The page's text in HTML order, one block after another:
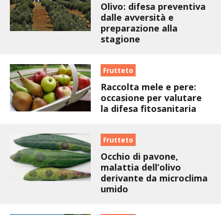
FRUTTETO
VIGNETO
BIODIVERSITÀ
CUCINA
PRODOTTI
FARFALLE DELLA CAMPAGNA
PICCOLO POLLAIO
Olivo: difesa preventiva
dalle avversità e
preparazione alla
stagione
Frutteto
Raccolta mele e pere:
occasione per valutare
la difesa fitosanitaria
Frutteto
Occhio di pavone,
malattia dell’olivo
derivante da microclima
umido